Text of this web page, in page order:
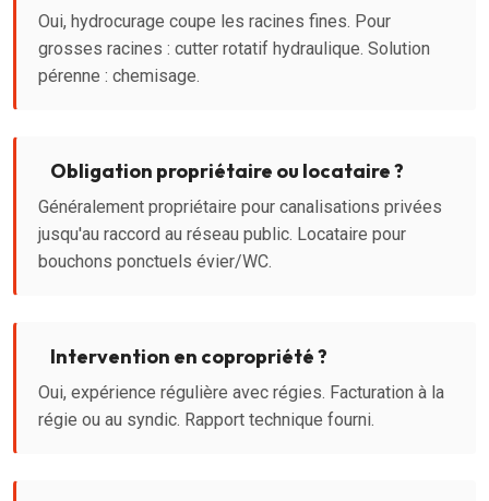
Oui, hydrocurage coupe les racines fines. Pour
grosses racines : cutter rotatif hydraulique. Solution
pérenne : chemisage.
Obligation propriétaire ou locataire ?
Généralement propriétaire pour canalisations privées
jusqu'au raccord au réseau public. Locataire pour
bouchons ponctuels évier/WC.
Intervention en copropriété ?
Oui, expérience régulière avec régies. Facturation à la
régie ou au syndic. Rapport technique fourni.